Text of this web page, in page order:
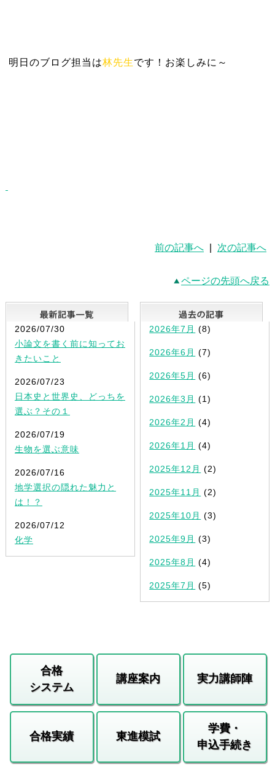
明日のブログ担当は林先生です！お楽しみに～
前の記事へ 次の記事へ
ページの先頭へ戻る
最新記事一覧
2026/07/30
小論文を書く前に知ってお
きたいこと
2026/07/23
日本史と世界史、どっちを
選ぶ？その１
2026/07/19
生物を選ぶ意味
2026/07/16
地学選択の隠れた魅力と
は！？
2026/07/12
化学
2026年7月 (8)
2026年6月 (7)
2026年5月 (6)
2026年3月 (1)
2026年2月 (4)
2026年1月 (4)
2025年12月 (2)
2025年11月 (2)
2025年10月 (3)
2025年9月 (3)
2025年8月 (4)
2025年7月 (5)
合格
システム
講座案内 実力講師陣
合格実績 東進模試
学費・
申込手続き